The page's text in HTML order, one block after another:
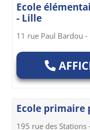
Ecole
- Lille
11 rue Paul Bardou
Ecole primaire
195 rue des Stations